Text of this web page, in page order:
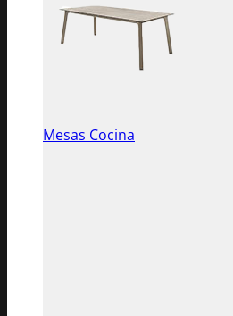
Mesas Cocina